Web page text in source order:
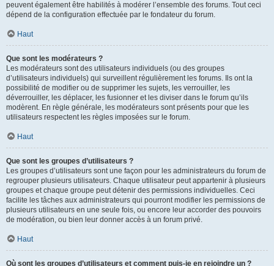
peuvent également être habilités à modérer l’ensemble des forums. Tout ceci
dépend de la configuration effectuée par le fondateur du forum.
Haut
Que sont les modérateurs ?
Les modérateurs sont des utilisateurs individuels (ou des groupes
d’utilisateurs individuels) qui surveillent régulièrement les forums. Ils ont la
possibilité de modifier ou de supprimer les sujets, les verrouiller, les
déverrouiller, les déplacer, les fusionner et les diviser dans le forum qu’ils
modèrent. En règle générale, les modérateurs sont présents pour que les
utilisateurs respectent les règles imposées sur le forum.
Haut
Que sont les groupes d’utilisateurs ?
Les groupes d’utilisateurs sont une façon pour les administrateurs du forum de
regrouper plusieurs utilisateurs. Chaque utilisateur peut appartenir à plusieurs
groupes et chaque groupe peut détenir des permissions individuelles. Ceci
facilite les tâches aux administrateurs qui pourront modifier les permissions de
plusieurs utilisateurs en une seule fois, ou encore leur accorder des pouvoirs
de modération, ou bien leur donner accès à un forum privé.
Haut
Où sont les groupes d’utilisateurs et comment puis-je en rejoindre un ?